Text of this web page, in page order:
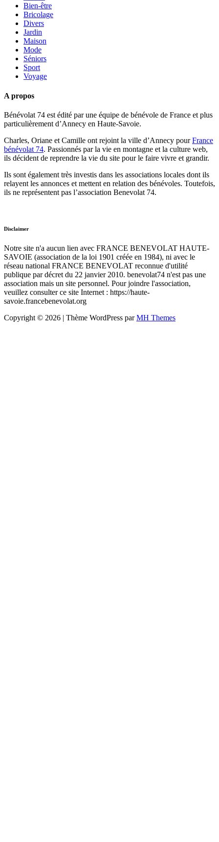
Bien-être
Bricolage
Divers
Jardin
Maison
Mode
Séniors
Sport
Voyage
A propos
Bénévolat 74 est édité par une équipe de bénévole de France et plus
particulièrement d’Annecy en Haute-Savoie.
Charles, Oriane et Camille ont rejoint la ville d’Annecy pourFrance
bénévolat 74. Passionnés par la vie en montagne et la culture web,
ils décident de reprendre la vie du site pour le faire vivre et grandir.
Ils sont également très investis dans les associations locales dont ils
relayent les annonces et mettent en relation des bénévoles. Toutefois,
ils ne représentent pas l’association Benevolat 74.
Disclaimer
Notre site n'a aucun lien avec FRANCE BENEVOLAT HAUTE-
SAVOIE (association de la loi 1901 créée en 1984), ni avec le
réseau national FRANCE BENEVOLAT reconnue d'utilité
publique par décret du 22 janvier 2010. benevolat74 n'est pas une
association mais un site personnel. Pour joindre l'association,
veuillez consulter ce site Internet : https://haute-
savoie.francebenevolat.org
Copyright © 2026 | Thème WordPress parMH Themes